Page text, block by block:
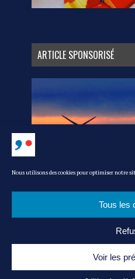
Nous utilisons des cookies pour optimiser notre
Tous les
Voir les
ARTICLE SPONSORISÉ
MEDIA KIT L’ÉQUIPE CONTACT
ADMIN
© MAG’ IN FRANCE : LE MAGAZINE DU